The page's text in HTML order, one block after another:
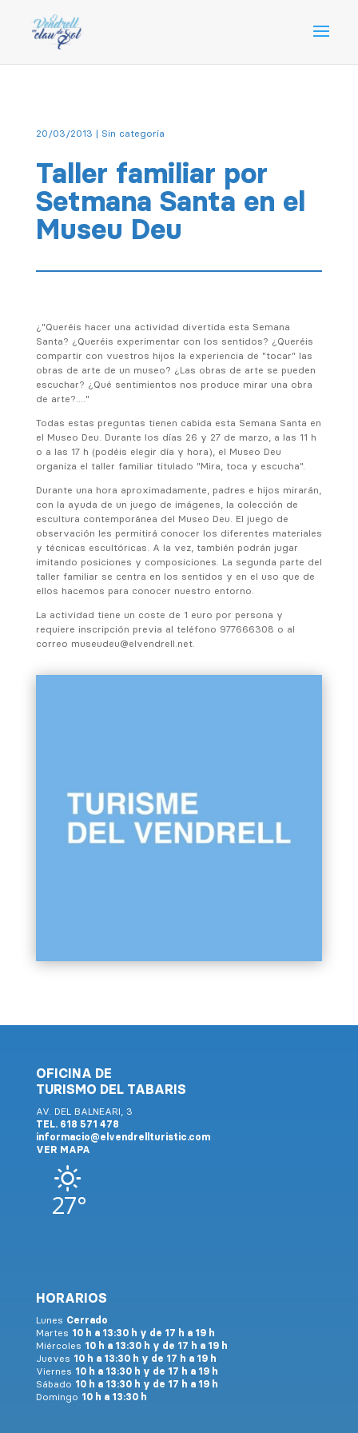
20/03/2013 | Sin categoría
Taller familiar por
Setmana Santa en el
Museu Deu
¿"Queréis hacer una actividad divertida esta Semana
Santa? ¿Queréis experimentar con los sentidos? ¿Queréis
compartir con vuestros hijos la experiencia de "tocar" las
obras de arte de un museo? ¿Las obras de arte se pueden
escuchar? ¿Qué sentimientos nos produce mirar una obra
de arte?…."
Todas estas preguntas tienen cabida esta Semana Santa en
el Museo Deu. Durante los días 26 y 27 de marzo, a las 11 h
o a las 17 h (podéis elegir día y hora), el Museo Deu
organiza el taller familiar titulado "Mira, toca y escucha".
Durante una hora aproximadamente, padres e hijos mirarán,
con la ayuda de un juego de imágenes, la colección de
escultura contemporánea del Museo Deu. El juego de
observación les permitirá conocer los diferentes materiales
y técnicas escultóricas. A la vez, también podrán jugar
imitando posiciones y composiciones. La segunda parte del
taller familiar se centra en los sentidos y en el uso que de
ellos hacemos para conocer nuestro entorno.
La actividad tiene un coste de 1 euro por persona y
requiere inscripción previa al teléfono 977666308 o al
correo museudeu@elvendrell.net.
OFICINA DE
TURISMO DEL TABARIS
AV. DEL BALNEARI, 3
TEL. 618 571 478
informacio@elvendrellturistic.com
VER MAPA
27°
HORARIOS
Lunes Cerrado
Martes 10 h a 13:30 h y de 17 h a 19 h
Miércoles 10 h a 13:30 h y de 17 h a 19 h
Jueves 10 h a 13:30 h y de 17 h a 19 h
Viernes 10 h a 13:30 h y de 17 h a 19 h
Sábado 10 h a 13:30 h y de 17 h a 19 h
Domingo 10 h a 13:30 h